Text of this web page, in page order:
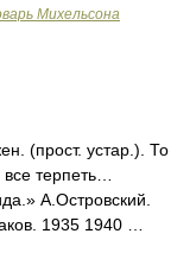
Михельсона
(прост. устар.). То
терпеть…
А.Островский.
1935 1940 …